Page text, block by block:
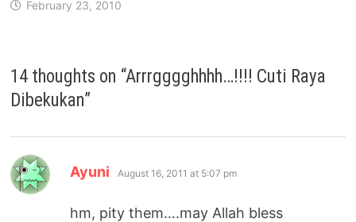
February 23, 2010
14 thoughts on “Arrrgggghhhh…!!!! Cuti Raya
Dibekukan”
Ayuni says:
August 16, 2011 at 5:07 pm
hm, pity them….may Allah bless